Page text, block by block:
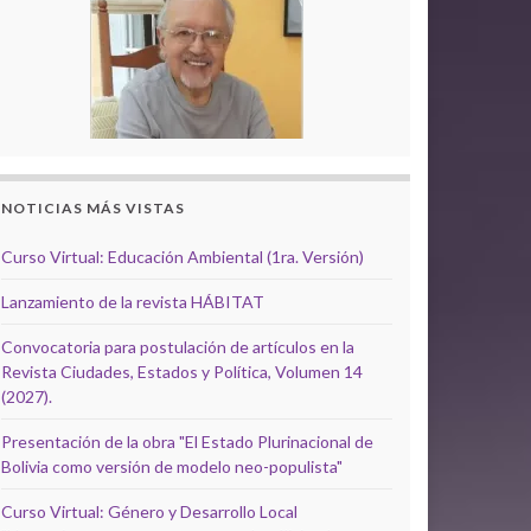
NOTICIAS MÁS VISTAS
Curso Virtual: Educación Ambiental (1ra. Versión)
Lanzamiento de la revista HÁBITAT
Convocatoria para postulación de artículos en la
Revista Ciudades, Estados y Política, Volumen 14
(2027).
Presentación de la obra "El Estado Plurinacional de
Bolivia como versión de modelo neo-populista"
Curso Virtual: Género y Desarrollo Local